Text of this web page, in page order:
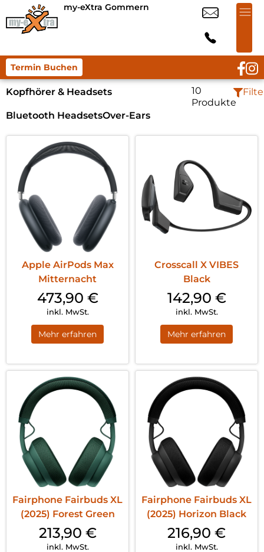
my-eXtra Gommern
Termin Buchen
Kopfhörer & Headsets
Bluetooth HeadsetsOver-Ears
10
Produkte
Apple AirPods Max
Mitternacht
473,90 €
inkl. MwSt.
Mehr erfahren
Crosscall X VIBES
Black
142,90 €
inkl. MwSt.
Mehr erfahren
Fairphone Fairbuds XL
(2025) Forest Green
213,90 €
inkl. MwSt.
Fairphone Fairbuds XL
(2025) Horizon Black
216,90 €
inkl. MwSt.